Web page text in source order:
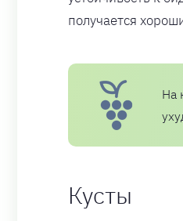
получается
На
Кусты